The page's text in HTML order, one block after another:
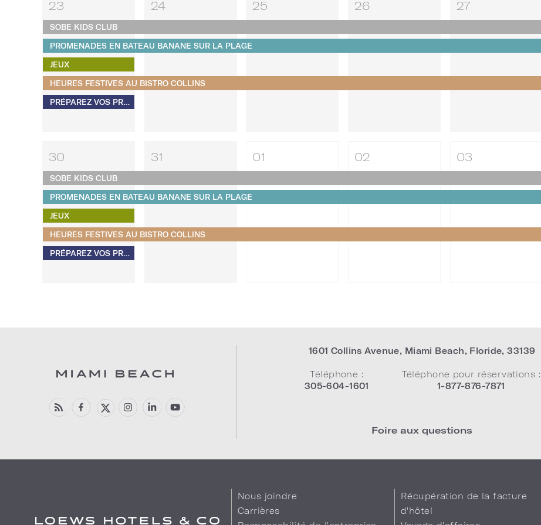
23
SOBE KIDS CLUB
PROMENADES EN BATEAU BANANE SUR LA PLAGE
JEUX
HEURES FESTIVES AU BISTRO COLLINS
PRÉPAREZ VOS PROPRES S'MORES
24 25 26 27
30
SOBE KIDS CLUB
PROMENADES EN BATEAU BANANE SUR LA PLAGE
JEUX
HEURES FESTIVES AU BISTRO COLLINS
PRÉPAREZ VOS PROPRES S'MORES
31 01 02 03
1601 Collins Avenue, Miami Beach, Floride,33139
Téléphone :
305-604-1601
Téléphone pour réservations :
1-877-876-7871
Foire aux questions
Nous joindre
Carrières
Récupération de la facture
d'hôtel